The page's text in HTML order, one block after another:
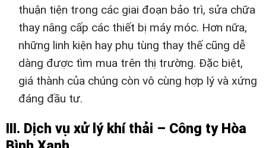
thuận tiện trong các giai đoạn bảo trì, sửa chữa
thay nâng cấp các thiết bị máy móc. Hơn nữa,
những linh kiện hay phụ tùng thay thế cũng dễ
dàng được tìm mua trên thị trường. Đặc biệt,
giá thành của chúng còn vô cùng hợp lý và xứng
đáng đầu tư.
III. Dịch vụ xử lý khí thải – Công ty Hòa